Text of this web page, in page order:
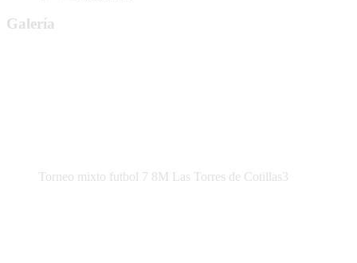
Galería
Torneo mixto futbol 7 8M Las Torres de Cotillas3